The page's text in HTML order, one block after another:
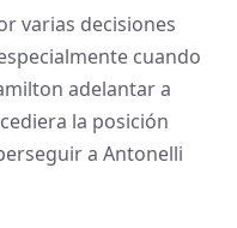
varias decisiones
cuando
adelantar a
la posición
a Antonelli